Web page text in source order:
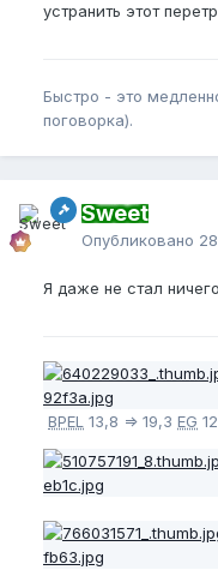
устранить этот
Быстро - это
поговорка).
Sweet
Опубликовано
Я даже не стал
BPEL 13,8 => 19,3 EG